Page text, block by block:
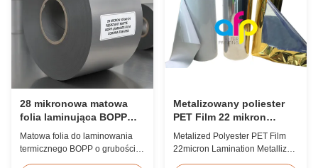
28 mikronowa matowa
folia laminująca BOPP
odporna na zarysowania,
obrabiana koronowo
Matowa folia do laminowania
termicznego BOPP o grubości
Metalizowany poliester
PET Film 22 mikron
Lamination Metalizowany
film rolka
Metalized Polyester PET Film
22micron Lamination Metallized